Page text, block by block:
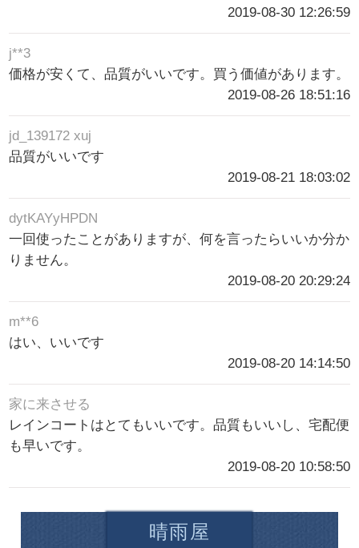
2019-08-30 12:26:59
j**3
価格が安くて、品質がいいです。買う価値があります。
2019-08-26 18:51:16
jd_139172 xuj
品質がいいです
2019-08-21 18:03:02
dytKAYyHPDN
一回使ったことがありますが、何を言ったらいいか分か
りません。
2019-08-20 20:29:24
m**6
はい、いいです
2019-08-20 14:14:50
家に来させる
レインコートはとてもいいです。品質もいいし、宅配便
も早いです。
2019-08-20 10:58:50
晴雨屋